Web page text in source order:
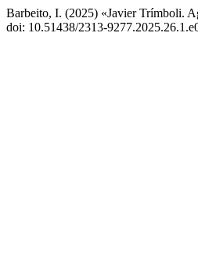
Barbeito, I. (2025) «Javier Trímboli.
doi: 10.51438/2313-